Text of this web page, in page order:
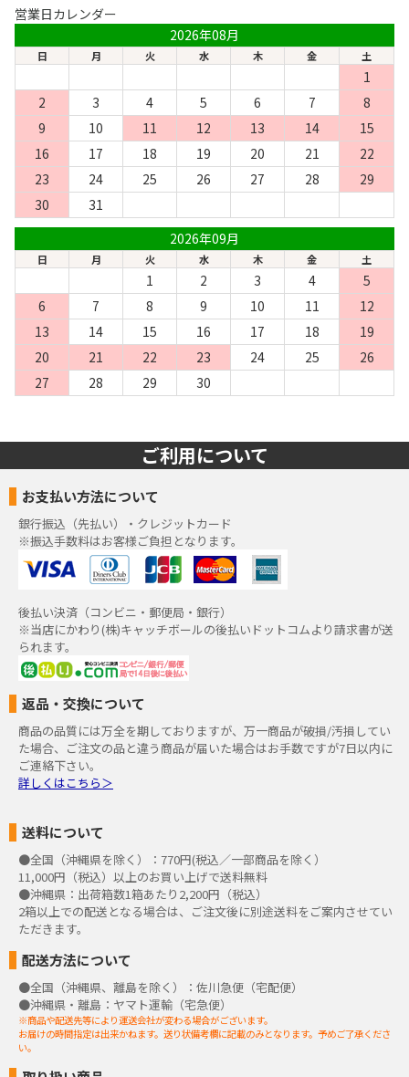
営業日カレンダー
2026年08月
日 月 火 水 木 金 土
1
2
3 4 5 6 7
8
9
10 11 12 13 14
15
16
17 18 19 20 21
22
23
24 25 26 27 28
29
30
31
2026年09月
日 月 火 水 木 金 土
1 2 3 4
5
6
7 8 9 10 11
12
13
14 15 16 17 18
19
20
21 22 23 24 25
26
27
28 29 30
ご利用について
お支払い方法について
銀行振込（先払い）・クレジットカード
※振込手数料はお客様ご負担となります。
後払い決済（コンビニ・郵便局・銀行）
※当店にかわり(株)キャッチボールの後払いドットコムより請求書が送
られます。
返品・交換について
商品の品質には万全を期しておりますが、万一商品が破損/汚損してい
た場合、ご注文の品と違う商品が届いた場合はお手数ですが7日以内に
ご連絡下さい。
詳しくはこちら＞
送料について
●全国（沖縄県を除く）：770円(税込／一部商品を除く）
11,000円（税込）以上のお買い上げで送料無料
●沖縄県：出荷箱数1箱あたり2,200円（税込）
2箱以上での配送となる場合は、ご注文後に別途送料をご案内させてい
ただきます。
配送方法について
●全国（沖縄県、離島を除く）：佐川急便（宅配便）
●沖縄県・離島：ヤマト運輸（宅急便）
※商品や配送先等により運送会社が変わる場合がございます。
お届けの時間指定は出来かねます。送り状備考欄に記載のみとなります。予めご了承くださ
い。